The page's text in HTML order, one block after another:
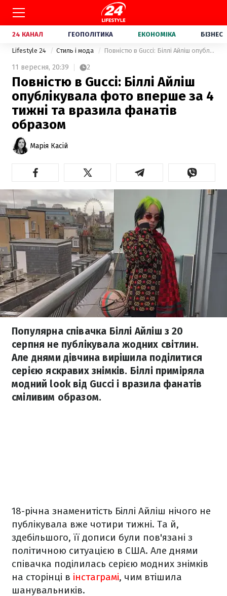
24 КАНАЛ ГЕОПОЛІТИКА ЕКОНОМІКА БІЗНЕС
Lifestyle 24 Стиль і мода Повністю в Gucci: Біллі Айліш опублікувала фото вперше за 4 тижні та вразила фанатів образом
11 вересня, 20:39 2
Повністю в Gucci: Біллі Айліш
опублікувала фото вперше за 4
тижні та вразила фанатів
образом
Марія Касій
Популярна співачка Біллі Айліш з 20
серпня не публікувала жодних світлин.
Але днями дівчина вирішила поділитися
серією яскравих знімків. Біллі приміряла
модний look від Gucci і вразила фанатів
сміливим образом.
18-річна знаменитість Біллі Айліш нічого не
публікувала вже чотири тижні. Та й,
здебільшого, її дописи були пов'язані з
політичною ситуацією в США. Але днями
співачка поділилась серією модних знімків
на сторінці в інстаграмі, чим втішила
шанувальників.